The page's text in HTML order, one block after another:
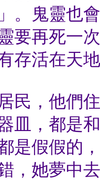
。鬼靈也
要再死一
存活在天
民，他們
皿，都是
是假假的
，她夢中